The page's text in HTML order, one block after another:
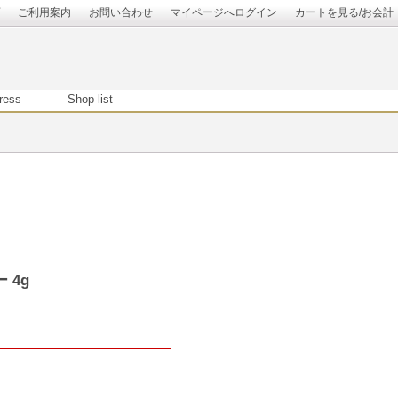
ご利用案内 お問い合わせ マイページへログイン カートを見る/お会計
Shop list
4g